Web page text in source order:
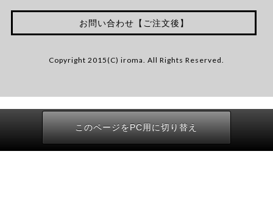
お問い合わせ【ご注文後】
Copyright 2015(C) iroma. All Rights Reserved.
このページをPC用に切り替え